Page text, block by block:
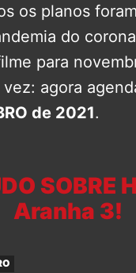
os planos
do
para
agora
de 2021.
SOBRE
Aranha 3!